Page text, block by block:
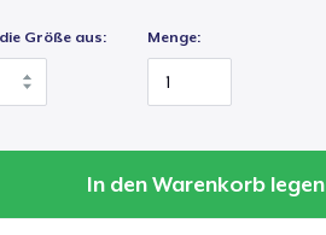
Größe aus: Menge:
In den Warenkorb legen